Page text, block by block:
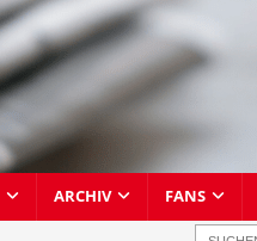
ARCHIV FANS